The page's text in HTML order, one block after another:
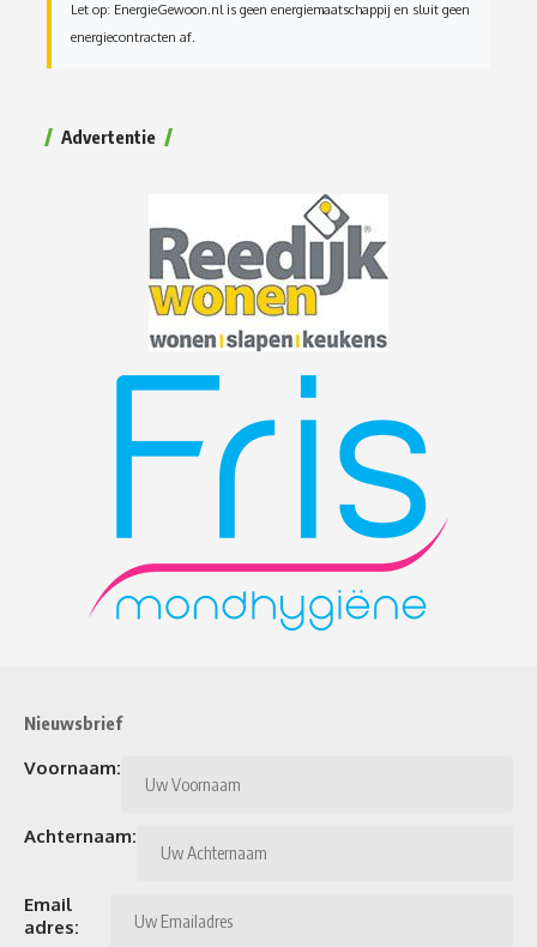
Let op: EnergieGewoon.nl is geen energiemaatschappij en sluit geen
energiecontracten af.
Advertentie
Nieuwsbrief
Voornaam:
Achternaam:
Email
adres: